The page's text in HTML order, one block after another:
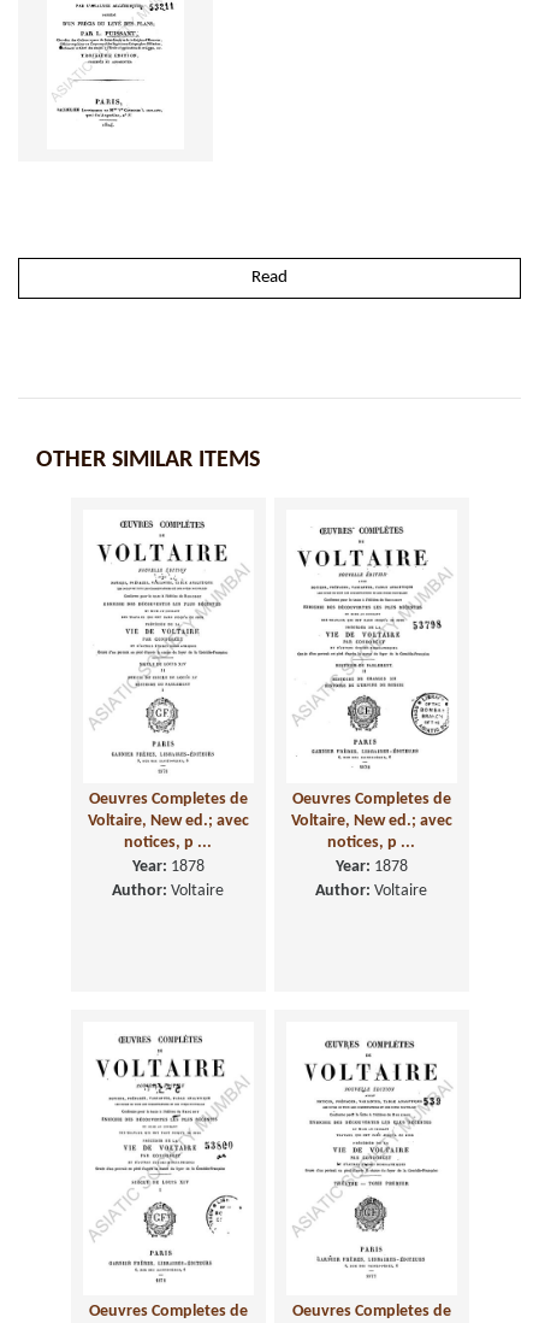
Read
OTHER SIMILAR ITEMS
Oeuvres Completes de
Voltaire, New ed.; avec
notices, p ...
Year: 1878
Author: Voltaire
Oeuvres Completes de
Voltaire, New ed.; avec
notices, p ...
Year: 1878
Author: Voltaire
Oeuvres Completes de
Oeuvres Completes de